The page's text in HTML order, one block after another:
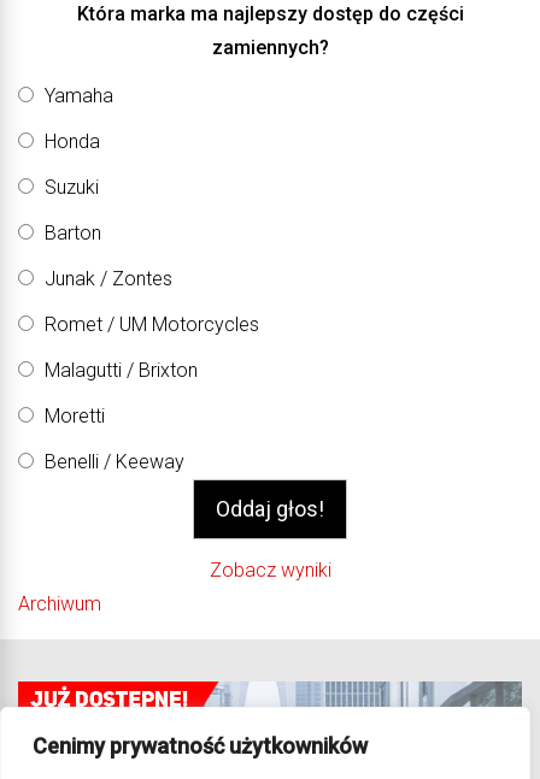
Cenimy prywatność użytkowników
Która marka ma najlepszy dostęp do części
zamiennych?
Yamaha
Honda
Suzuki
Barton
Junak / Zontes
Romet / UM Motorcycles
Malagutti / Brixton
Moretti
Benelli / Keeway
Zobacz wyniki
Archiwum